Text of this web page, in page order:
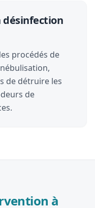
désinfection
procédés de
de détruire les
de
à